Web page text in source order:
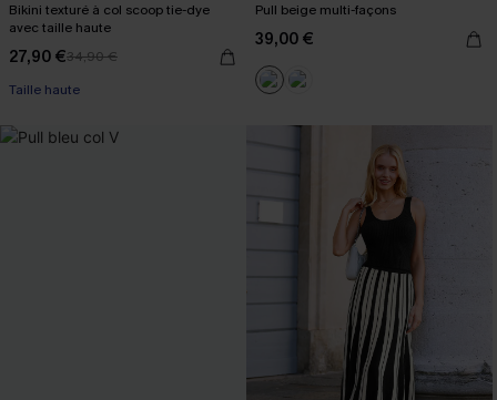
Bikini texturé à col scoop tie-dye
avec taille haute
27,90 €34,90 €
Taille haute
Pull beige multi-façons
39,00 €